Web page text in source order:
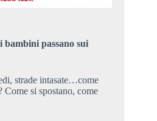
passano sui
strade intasate…come
si spostano, come